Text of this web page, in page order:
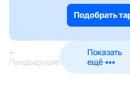
Подобрать
←
Предыдущие
Показать
ещё •••